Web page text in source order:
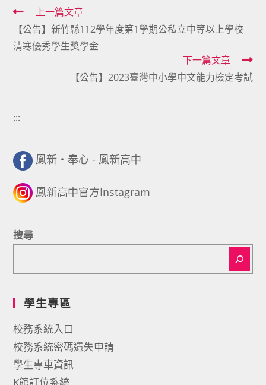
Read
more
articles
上一篇文章
【公告】新竹縣112學年度第1學期公私立中等以上學校
清寒優秀學生獎學金
下一篇文章
【公告】2023臺灣中小學中文能力檢定考試
:::
鳳新・奉心 - 鳳新高中
鳳新高中官方Instagram
搜尋
學生專區
校務系統入口
校務系統密碼遺失申請
學生專車資訊